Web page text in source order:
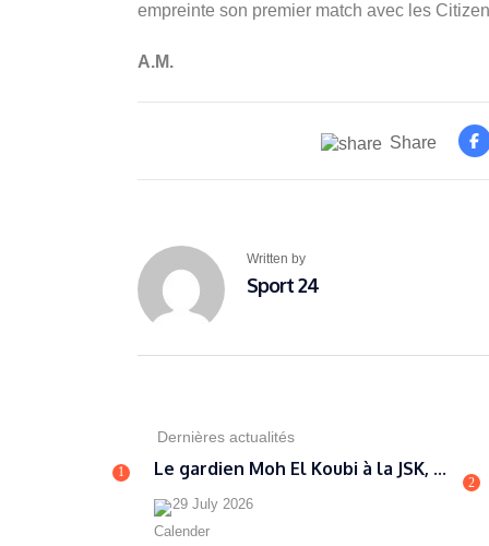
empreinte son premier match avec les
A.M.
Share
Written by
Sport 24
1
Dernières actualités
Le gardien Moh El Koubi à la JSK, ...
29 July 2026
2